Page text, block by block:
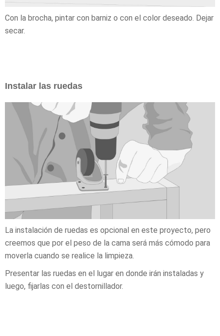
Con la brocha, pintar con barniz o con el color deseado. Dejar
secar.
Instalar las ruedas
La instalación de ruedas es opcional en este proyecto, pero
creemos que por el peso de la cama será más cómodo para
moverla cuando se realice la limpieza.
Presentar las ruedas en el lugar en donde irán instaladas y
luego, fijarlas con el destornillador.